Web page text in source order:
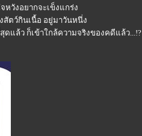
หวังอยากจะเข็งแกร่ง
ตว์กินเนื้อ อยู่มาวันหนึ่ง
แล้ว ก็เข้าใกล้ความจริงของคดีแล้ว...!?